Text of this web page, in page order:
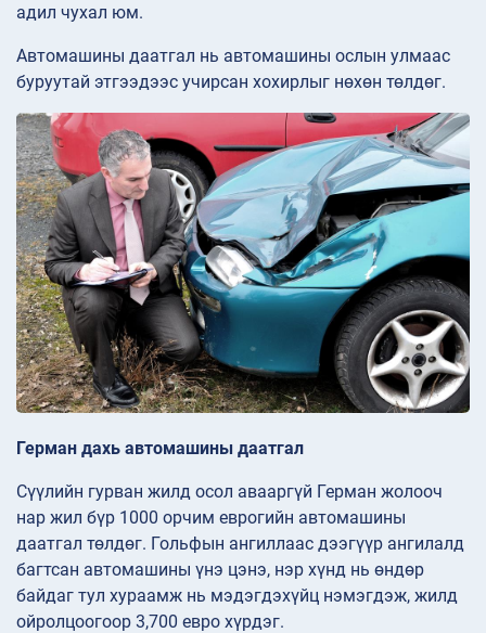
адил чухал юм.
Автомашины даатгал нь автомашины ослын улмаас
буруутай этгээдээс учирсан хохирлыг нөхөн төлдөг.
Герман дахь автомашины даатгал
Сүүлийн гурван жилд осол авааргүй Герман жолооч
нар жил бүр 1000 орчим еврогийн автомашины
даатгал төлдөг. Гольфын ангиллаас дээгүүр ангилалд
багтсан автомашины үнэ цэнэ, нэр хүнд нь өндөр
байдаг тул хураамж нь мэдэгдэхүйц нэмэгдэж, жилд
ойролцоогоор 3,700 евро хүрдэг.